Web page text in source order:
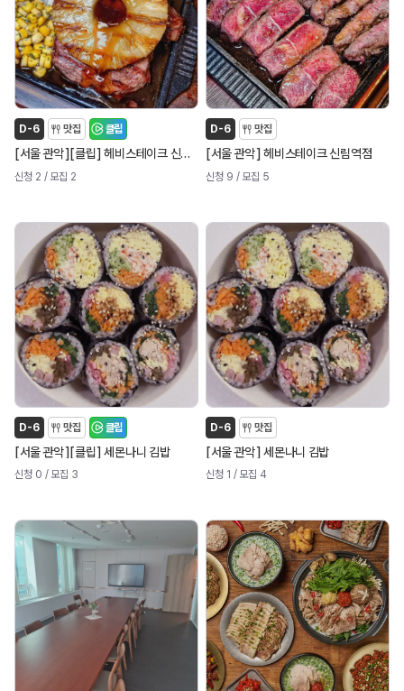
D-6 맛집 클립
[서울 관악] [클립] 헤비스테이크 신림역점
신청 2 / 모집 2
D-6 맛집
[서울 관악] 헤비스테이크 신림역점
신청 9 / 모집 5
D-6 맛집 클립
[서울 관악] [클립] 세몬나니 김밥
신청 0 / 모집 3
D-6 맛집
[서울 관악] 세몬나니 김밥
신청 1 / 모집 4